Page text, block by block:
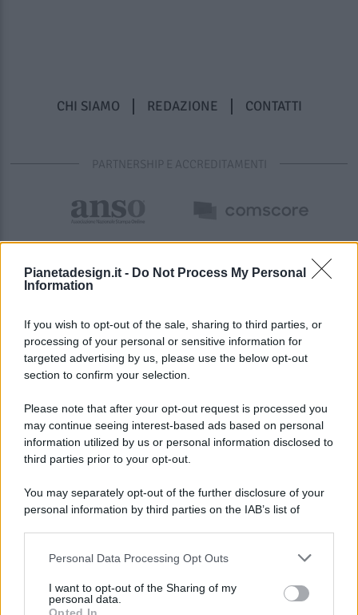
Pianetadesign.it - Do Not Process My Personal
Information
If you wish to opt-out of the sale, sharing to third parties, or
processing of your personal or sensitive information for
targeted advertising by us, please use the below opt-out
section to confirm your selection.
Please note that after your opt-out request is processed you
may continue seeing interest-based ads based on personal
information utilized by us or personal information disclosed to
third parties prior to your opt-out.
You may separately opt-out of the further disclosure of your
personal information by third parties on the IAB’s list of
This information may also be disclosed by us to third parties
disclose it to other third parties.
Personal Data Processing Opt Outs
I want to opt-out of the Sharing of my
personal data.
CHI SIAMO REDAZIONE CONTATTI
PARTNERSHIP E ACCREDITAMENTI
© 2026 - Pianeta Design - P.IVA 04827280654 - Testata
Registrata Al Tribunale Di Nocera Inferiore N. 8/2020 - RG N.
ISCRIZIONE AL ROC N. 35792 – ISCRITTA ALL’ANSO
(ASSOCIAZIONE NAZIONALE STAMPA ONLINE)
PREFERENZE PRIVACY